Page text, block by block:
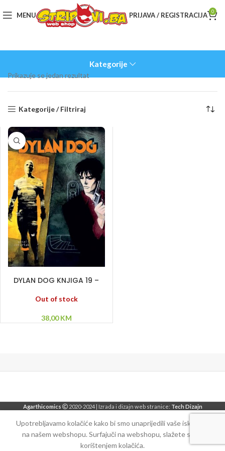
MENU PRIJAVA / REGISTRACIJA 0
Kategorije
Prikazuje se jedan rezultat
Kategorije / Filtriraj
DYLAN DOG KNJIGA 19 –
Povratak u zonu sumraka
Out of stock
38,00KM
Agarthicomics 2020-2024 | Izrada i dizajn web stranice: Tech Dizajn
Upotrebljavamo kolačiće kako bi smo unaprijedili vaše iskustvo
na našem webshopu. Surfajuči na webshopu, slažete se sa
korištenjem kolačića.